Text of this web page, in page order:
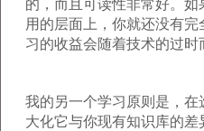
的，而且可读性非常好。
用的层面上，你就还没有
习的收益会随着技术的过时
我的另一个学习原则是，
大化它与你现有知识库的差